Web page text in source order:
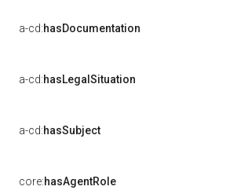
a-cd:hasDocumentation
a-cd:hasLegalSituation
a-cd:hasSubject
core:hasAgentRole